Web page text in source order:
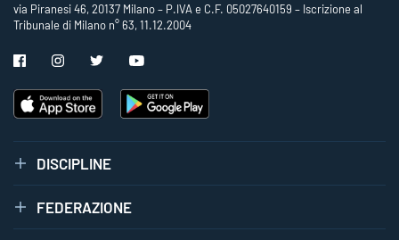
via Piranesi 46, 20137 Milano – P.IVA e C.F. 05027640159 – Iscrizione al
Tribunale di Milano n° 63, 11.12.2004
DISCIPLINE
FEDERAZIONE